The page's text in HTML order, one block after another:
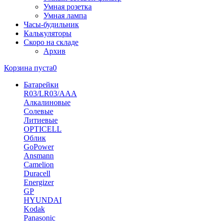
Умная розетка
Умная лампа
Часы-будильник
Калькуляторы
Скоро на складе
Архив
Корзина пуста0
Батарейки
R03/LR03/AAA
Алкалиновые
Солевые
Литиевые
OPTICELL
Облик
GoPower
Ansmann
Camelion
Duracell
Energizer
GP
HYUNDAI
Kodak
Panasonic